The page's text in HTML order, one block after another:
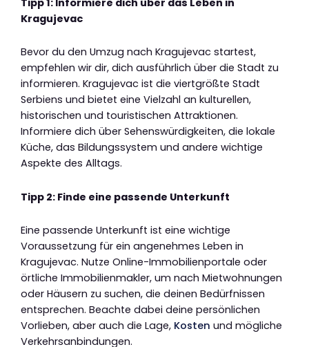
Kragujevac
Bevor du den Umzug nach Kragujevac startest,
empfehlen wir dir, dich ausführlich über die Stadt zu
informieren. Kragujevac ist die viertgrößte Stadt
Serbiens und bietet eine Vielzahl an kulturellen,
historischen und touristischen Attraktionen.
Informiere dich über Sehenswürdigkeiten, die lokale
Küche, das Bildungssystem und andere wichtige
Aspekte des Alltags.
Tipp 2: Finde eine passende Unterkunft
Eine passende Unterkunft ist eine wichtige
Voraussetzung für ein angenehmes Leben in
Kragujevac. Nutze Online-Immobilienportale oder
örtliche Immobilienmakler, um nach Mietwohnungen
oder Häusern zu suchen, die deinen Bedürfnissen
entsprechen. Beachte dabei deine persönlichen
Vorlieben, aber auch die Lage, Kosten und mögliche
Verkehrsanbindungen.